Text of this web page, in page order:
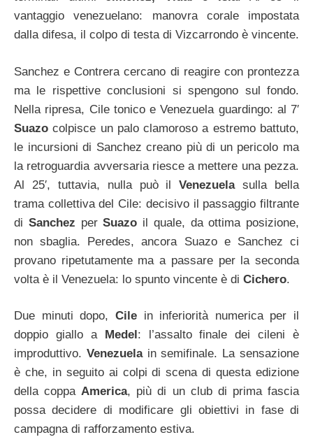
vantaggio venezuelano: manovra corale impostata
dalla difesa, il colpo di testa di Vizcarrondo è vincente.
Sanchez e Contrera cercano di reagire con prontezza
ma le rispettive conclusioni si spengono sul fondo.
Nella ripresa, Cile tonico e Venezuela guardingo: al 7′
Suazocolpisce un palo clamoroso a estremo battuto,
le incursioni di Sanchez creano più di un pericolo ma
la retroguardia avversaria riesce a mettere una pezza.
Al 25′, tuttavia, nulla può ilVenezuelasulla bella
trama collettiva del Cile: decisivo il passaggio filtrante
di Sanchez perSuazo il quale, da ottima posizione,
non sbaglia. Peredes, ancora Suazo e Sanchez ci
provano ripetutamente ma a passare per la seconda
volta è il Venezuela: lo spunto vincente è di Cichero.
Due minuti dopo, Cile in inferiorità numerica per il
doppio giallo a Medel: l’assalto finale dei cileni è
improduttivo. Venezuela in semifinale. La sensazione
è che, in seguito ai colpi di scena di questa edizione
della coppaAmerica, più di un club di prima fascia
possa decidere di modificare gli obiettivi in fase di
campagna di rafforzamento estiva.